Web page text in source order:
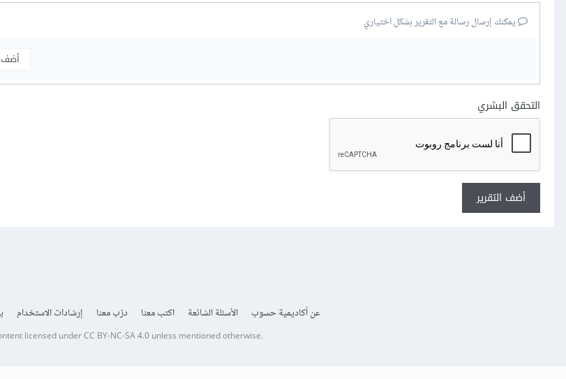
يمكنك إرسال رسالة مع التقرير بشكل اختياري
أضف
التحقق البشري
أضف التقرير
عن أكاديمية حسوب الأسئلة الشائعة اكتب معنا درّب معنا إرشادات الاستخدام
licensed underCC BY-NC-SA 4.0unless mentioned otherwise.